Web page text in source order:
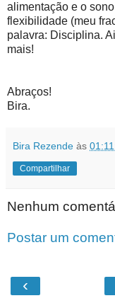
alimentação e o
flexibilidade (meu
palavra: Disciplina.
mais!
Abraços!
Bira.
Bira Rezende às
Compartilhar
Nenhum
Postar um
‹